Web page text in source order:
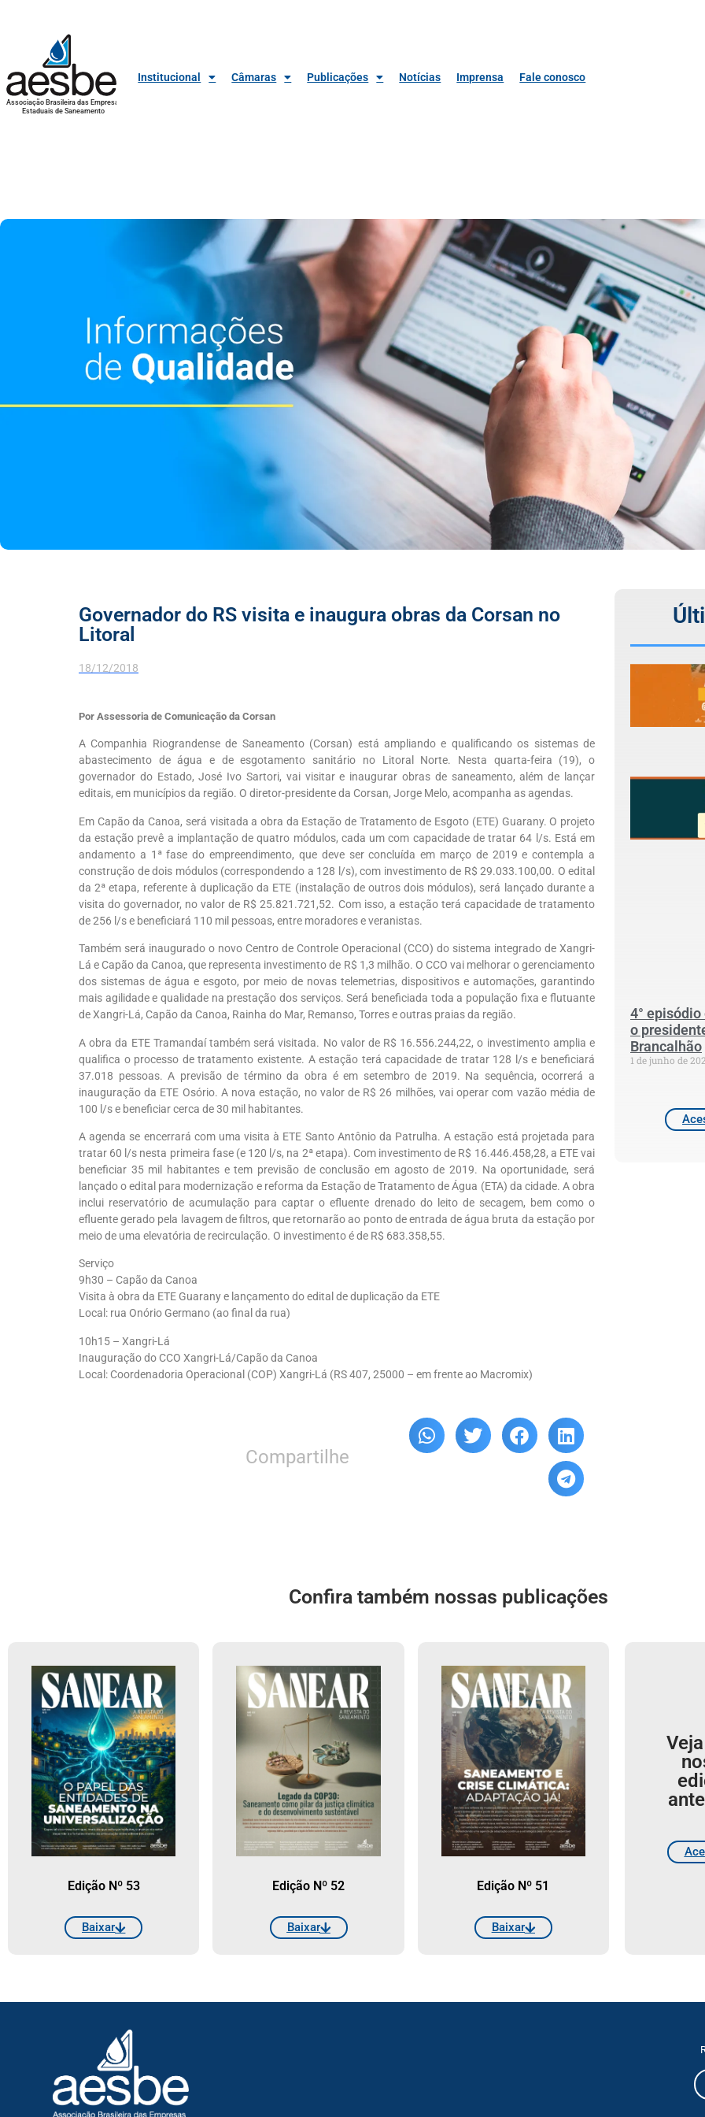
Associação Brasileira das Empresas
Estaduais de Saneamento
Institucional Câmaras Publicações Notícias Imprensa Fale conosco
Governador do RS visita e inaugura obras da Corsan no
Litoral
18/12/2018
Por Assessoria de Comunicação da Corsan
A Companhia Riograndense de Saneamento (Corsan) está ampliando e qualificando os sistemas de
abastecimento de água e de esgotamento sanitário no Litoral Norte. Nesta quarta-feira (19), o
governador do Estado, José Ivo Sartori, vai visitar e inaugurar obras de saneamento, além de lançar
editais, em municípios da região. O diretor-presidente da Corsan, Jorge Melo, acompanha as agendas.
Em Capão da Canoa, será visitada a obra da Estação de Tratamento de Esgoto (ETE) Guarany. O projeto
da estação prevê a implantação de quatro módulos, cada um com capacidade de tratar 64 l/s. Está em
andamento a 1ª fase do empreendimento, que deve ser concluída em março de 2019 e contempla a
construção de dois módulos (correspondendo a 128 l/s), com investimento de R$ 29.033.100,00. O edital
da 2ª etapa, referente à duplicação da ETE (instalação de outros dois módulos), será lançado durante a
visita do governador, no valor de R$ 25.821.721,52. Com isso, a estação terá capacidade de tratamento
de 256 l/s e beneficiará 110 mil pessoas, entre moradores e veranistas.
Também será inaugurado o novo Centro de Controle Operacional (CCO) do sistema integrado de Xangri-
Lá e Capão da Canoa, que representa investimento de R$ 1,3 milhão. O CCO vai melhorar o gerenciamento
dos sistemas de água e esgoto, por meio de novas telemetrias, dispositivos e automações, garantindo
mais agilidade e qualidade na prestação dos serviços. Será beneficiada toda a população fixa e flutuante
de Xangri-Lá, Capão da Canoa, Rainha do Mar, Remanso, Torres e outras praias da região.
A obra da ETE Tramandaí também será visitada. No valor de R$ 16.556.244,22, o investimento amplia e
qualifica o processo de tratamento existente. A estação terá capacidade de tratar 128 l/s e beneficiará
37.018 pessoas. A previsão de término da obra é em setembro de 2019. Na sequência, ocorrerá a
inauguração da ETE Osório. A nova estação, no valor de R$ 26 milhões, vai operar com vazão média de
100 l/s e beneficiar cerca de 30 mil habitantes.
A agenda se encerrará com uma visita à ETE Santo Antônio da Patrulha. A estação está projetada para
tratar 60 l/s nesta primeira fase (e 120 l/s, na 2ª etapa). Com investimento de R$ 16.446.458,28, a ETE vai
beneficiar 35 mil habitantes e tem previsão de conclusão em agosto de 2019. Na oportunidade, será
lançado o edital para modernização e reforma da Estação de Tratamento de Água (ETA) da cidade. A obra
inclui reservatório de acumulação para captar o efluente drenado do leito de secagem, bem como o
efluente gerado pela lavagem de filtros, que retornarão ao ponto de entrada de água bruta da estação por
meio de uma elevatória de recirculação. O investimento é de R$ 683.358,55.
Serviço
9h30 – Capão da Canoa
Visita à obra da ETE Guarany e lançamento do edital de duplicação da ETE
Local: rua Onório Germano (ao final da rua)
10h15 – Xangri-Lá
Inauguração do CCO Xangri-Lá/Capão da Canoa
Local: Coordenadoria Operacional (COP) Xangri-Lá (RS 407, 25000 – em frente ao Macromix)
Compartilhe
4°
o
Brancalhão
1 de junho de
Confira também nossas publicações
Edição Nº 53
Baixar
Edição Nº 52
Baixar
Edição Nº 51
Baixar